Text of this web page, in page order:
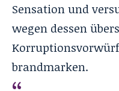
Sensation und
wegen dessen
brandmarken.